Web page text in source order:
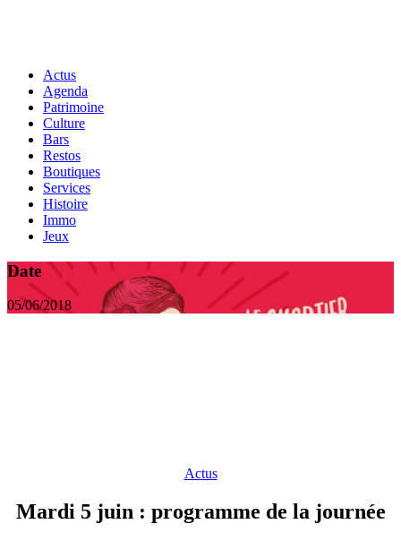
Actus
Agenda
Patrimoine
Culture
Bars
Restos
Boutiques
Services
Histoire
Immo
Jeux
Date
05/06/2018
Actus
Mardi 5 juin : programme de la journée